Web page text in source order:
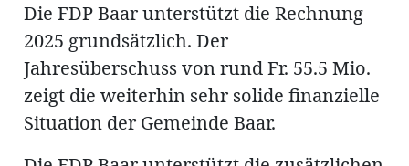
Die FDP Baar unterstützt die Rechnung
2025 grundsätzlich. Der
Jahresüberschuss von rund Fr. 55.5 Mio.
zeigt die weiterhin sehr solide finanzielle
Situation der Gemeinde Baar.